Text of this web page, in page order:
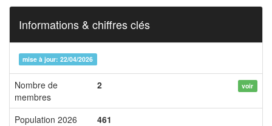
Informations & chiffres clés
mise à jour: 22/04/2026
Nombre de
membres
2 voir
Population 2026
461